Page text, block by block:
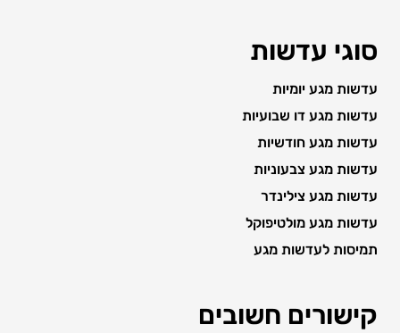
סוגי עדשות
עדשות מגע יומיות
עדשות מגע דו שבועיות
עדשות מגע חודשיות
עדשות מגע צבעוניות
עדשות מגע צילינדר
עדשות מגע מולטיפוקל
תמיסות לעדשות מגע
קישורים חשובים